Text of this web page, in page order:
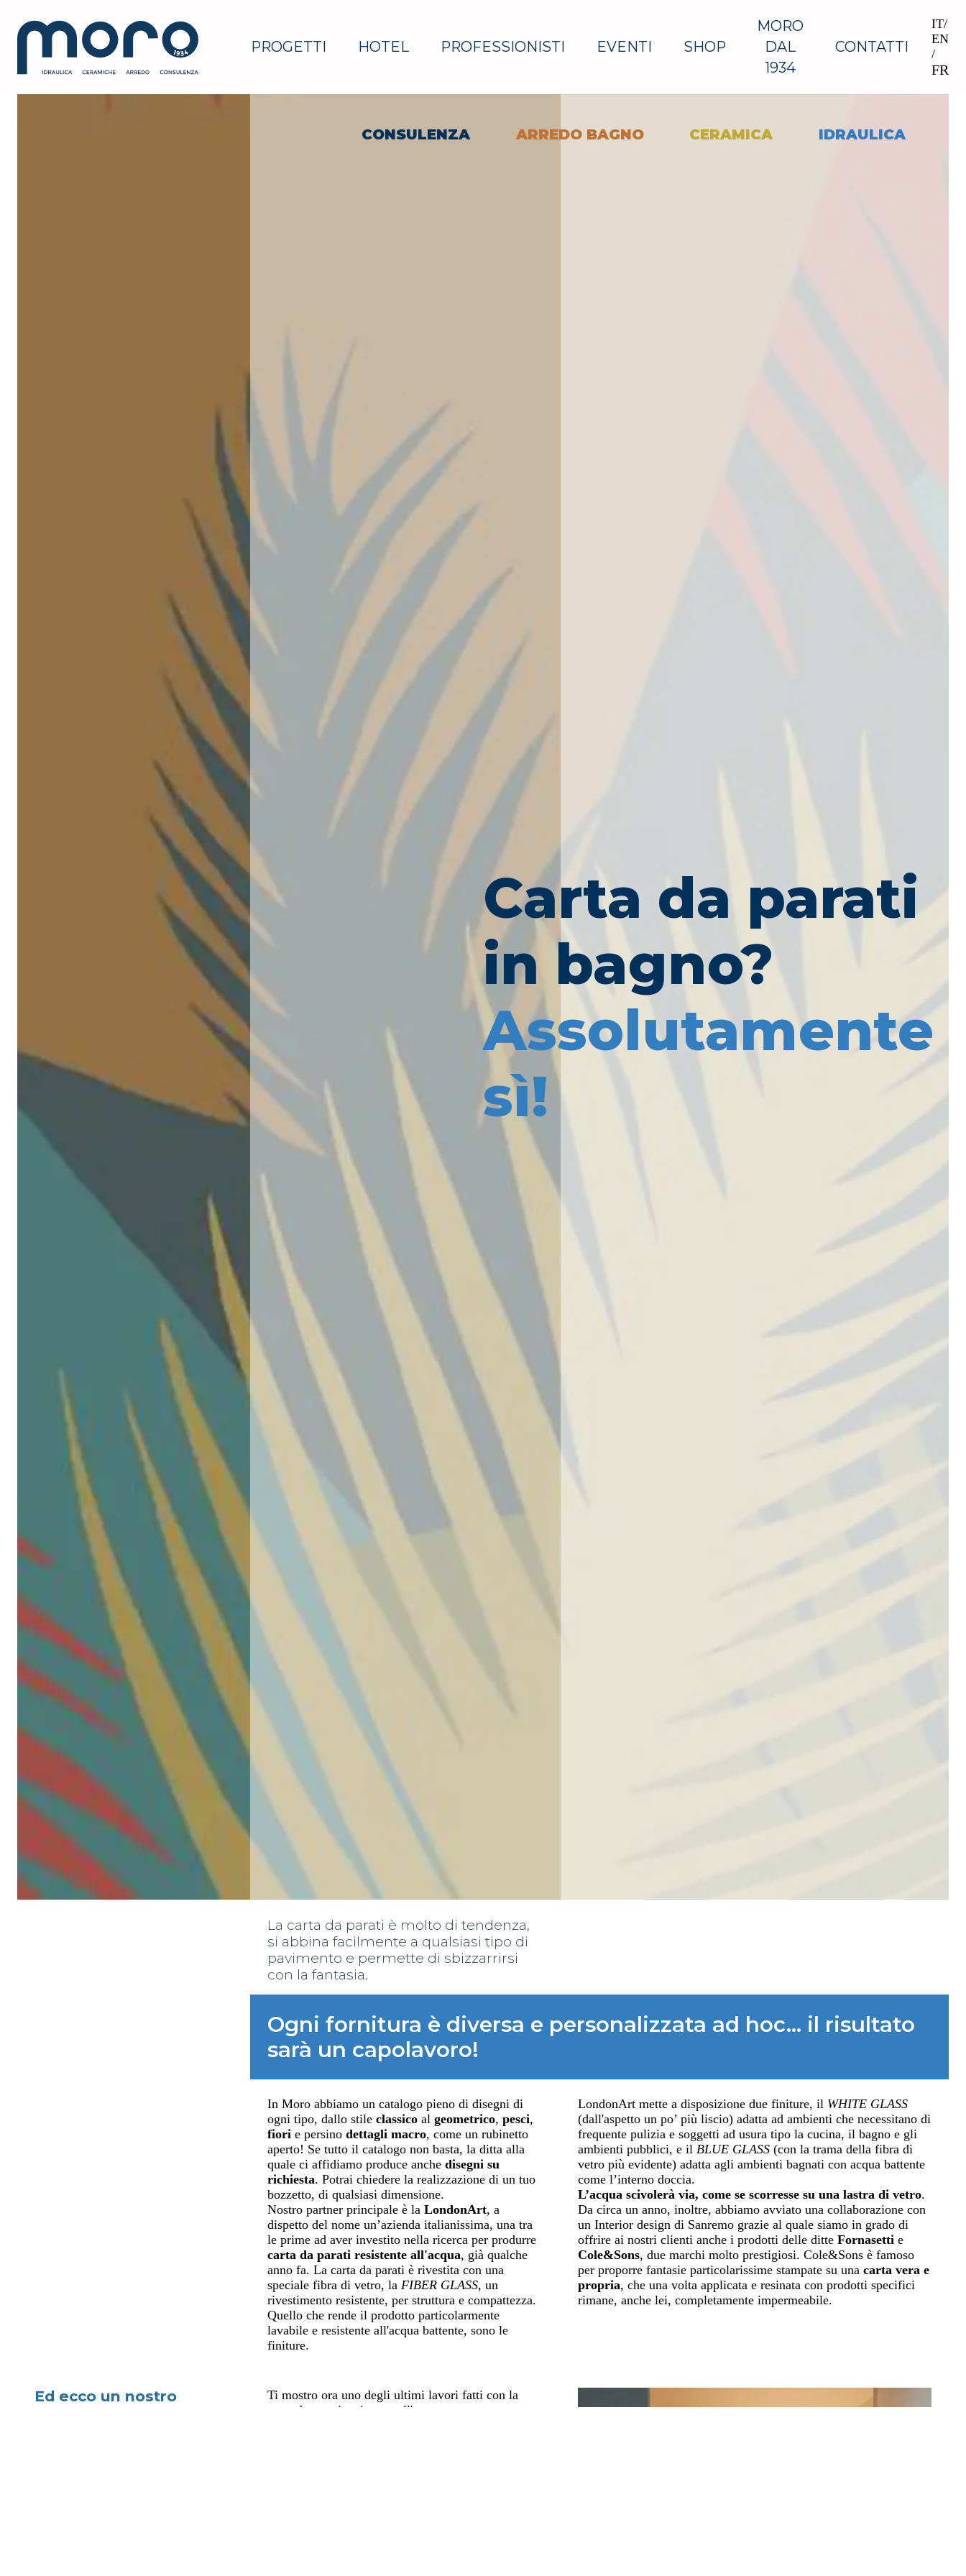
PROGETTI HOTEL PROFESSIONISTI EVENTI SHOP
MORO
DAL
1934
CONTATTI
IT/
EN
/
FR
CONSULENZA ARREDO BAGNO CERAMICA IDRAULICA
Carta da parati
in bagno?
Assolutamente
sì!
La carta da parati è molto di tendenza,
si abbina facilmente a qualsiasi tipo di
pavimento e permette di sbizzarrirsi
con la fantasia.
Ogni fornitura è diversa e personalizzata ad hoc… il risultato
sarà un capolavoro!
In Moro abbiamo un catalogo pieno di disegni di
ogni tipo, dallo stile classico al geometrico, pesci,
fiori e persino dettagli macro, come un rubinetto
aperto! Se tutto il catalogo non basta, la ditta alla
quale ci affidiamo produce anche disegni su
richiesta. Potrai chiedere la realizzazione di un tuo
bozzetto, di qualsiasi dimensione.
Nostro partner principale è la LondonArt, a
dispetto del nome un’azienda italianissima, una tra
le prime ad aver investito nella ricerca per produrre
carta da parati resistente all'acqua, già qualche
anno fa. La carta da parati è rivestita con una
speciale fibra di vetro, la FIBER GLASS, un
rivestimento resistente, per struttura e compattezza.
Quello che rende il prodotto particolarmente
lavabile e resistente all'acqua battente, sono le
finiture.
LondonArt mette a disposizione due finiture, il WHITE GLASS
(dall'aspetto un po’ più liscio) adatta ad ambienti che necessitano di
frequente pulizia e soggetti ad usura tipo la cucina, il bagno e gli
ambienti pubblici, e il BLUE GLASS (con la trama della fibra di
vetro più evidente) adatta agli ambienti bagnati con acqua battente
come l’interno doccia.
L’acqua scivolerà via, come se scorresse su una lastra di vetro.
Da circa un anno, inoltre, abbiamo avviato una collaborazione con
un Interior design di Sanremo grazie al quale siamo in grado di
offrire ai nostri clienti anche i prodotti delle ditte Fornasetti e
Cole&Sons, due marchi molto prestigiosi. Cole&Sons è famoso
per proporre fantasie particolarissime stampate su una carta vera e
propria, che una volta applicata e resinata con prodotti specifici
rimane, anche lei, completamente impermeabile.
Ed ecco un nostro
Ti mostro ora uno degli ultimi lavori fatti con la
carta da parati resistente all'acqua.